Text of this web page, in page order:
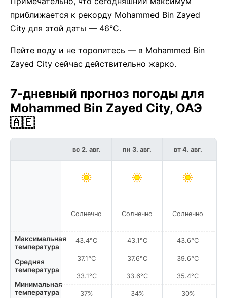
приближается к рекорду Mohammed Bin Zayed
City для этой даты — 46°C.
Пейте воду и не торопитесь — в Mohammed Bin
Zayed City сейчас действительно жарко.
7-дневный прогноз погоды для
Mohammed Bin Zayed City, ОАЭ
🇦🇪
Максимальная
температура
Средняя
температура
Минимальная
температура
вс 2. авг.
Солнечно
43.4°C
37.1°C
33.1°C
37%
пн 3. авг.
Солнечно
43.1°C
37.6°C
33.6°C
34%
вт 4. авг.
Солнечно
43.6°C
39.6°C
35.4°C
30%